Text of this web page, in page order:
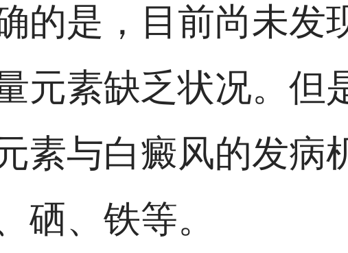
的是，目前尚未发
元素缺乏状况。但
素与白癜风的发病
硒、铁等。